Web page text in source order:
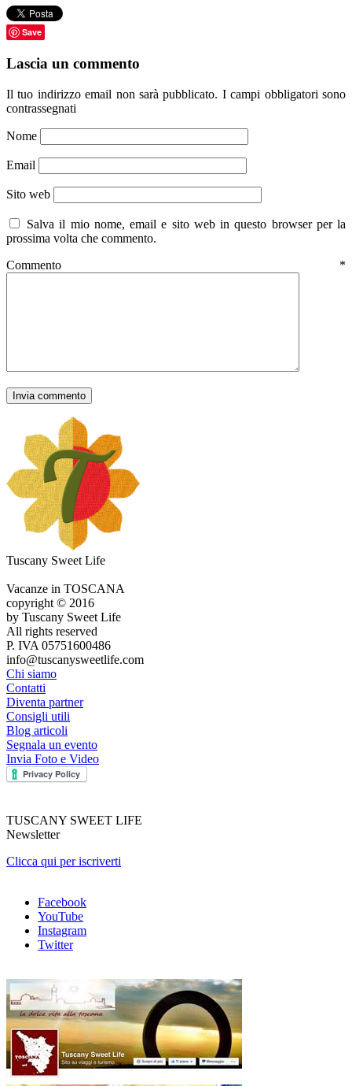
Save
Lascia un commento
Il tuo indirizzo email non sarà pubblicato. I campi obbligatori sono
contrassegnati
Nome
Email
Sito web
Salva il mio nome, email e sito web in questo browser per la
prossima volta che commento.
Commento *
Tuscany Sweet Life
Vacanze in TOSCANA
copyright © 2016
by Tuscany Sweet Life
All rights reserved
P. IVA 05751600486
info@tuscanysweetlife.com
Chi siamo
Contatti
Diventa partner
Consigli utili
Blog articoli
Segnala un evento
Invia Foto e Video
TUSCANY SWEET LIFE
Newsletter
Clicca qui per iscriverti
Facebook
YouTube
Instagram
Twitter